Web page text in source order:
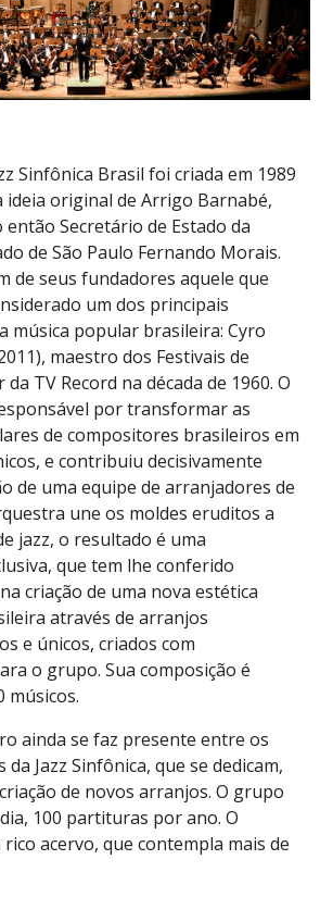
Sinfônica Brasil foi criada em 1989
ideia original de Arrigo Barnabé,
Secretário de Estado da
de São Paulo Fernando Morais.
de seus fundadores aquele que
um dos principais
música popular brasileira: Cyro
maestro dos Festivais de
TV Record na década de 1960. O
por transformar as
de compositores brasileiros em
e contribuiu decisivamente
de uma equipe de arranjadores de
une os moldes eruditos a
jazz, o resultado é uma
que tem lhe conferido
criação de uma nova estética
através de arranjos
e únicos, criados com
o grupo. Sua composição é
músicos.
ainda se faz presente entre os
Jazz Sinfônica, que se dedicam,
de novos arranjos. O grupo
100 partituras por ano. O
acervo, que contempla mais de